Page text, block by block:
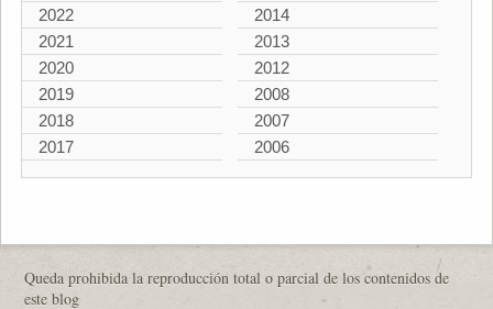
2022
2021
2020
2019
2018
2017
2014
2013
2012
2008
2007
2006
Queda prohibida la reproducción total o parcial de los contenidos de
este blog